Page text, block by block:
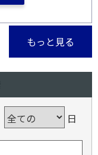
もっと見る
日